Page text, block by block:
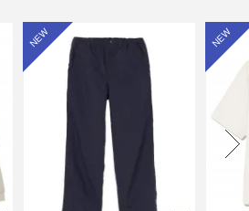
NEW NEW